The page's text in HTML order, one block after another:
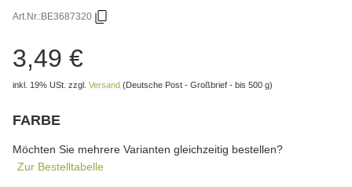
Art.Nr.:BE3687320
3,49 €
inkl. 19% USt. zzgl. Versand (Deutsche Post - Großbrief - bis 500 g)
FARBE
Möchten Sie mehrere Varianten gleichzeitig bestellen?
Zur Bestelltabelle